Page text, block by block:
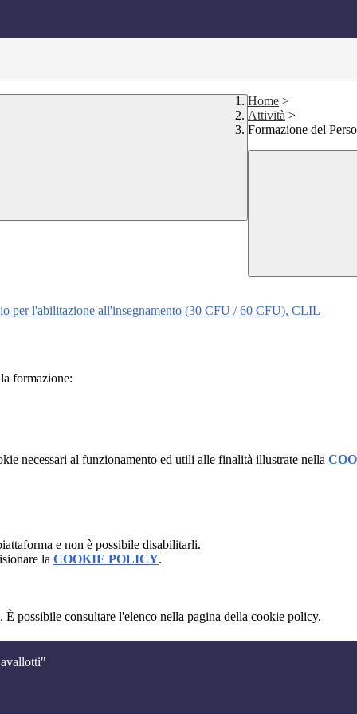
Home >
Attività >
Formazione del
per l'abilitazione all'insegnamento (30 CFU / 60 CFU), CLIL
formazione:
necessari al funzionamento ed utili alle finalità illustrate nella
e non è possibile disabilitarli.
la COOKIE POLICY.
possibile consultare l'elenco nella pagina della cookie policy.